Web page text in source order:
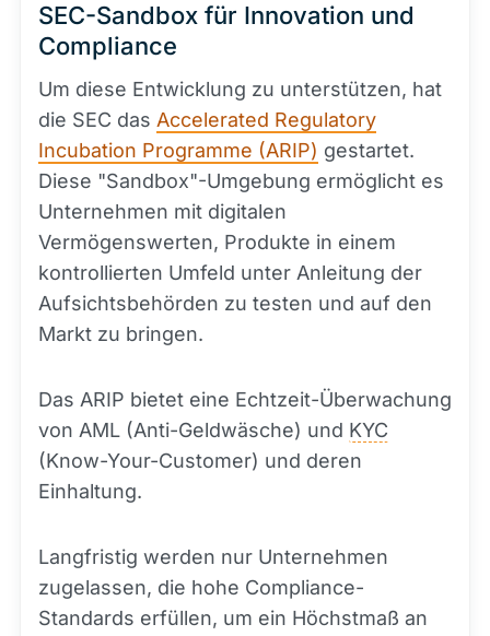
SEC-Sandbox für Innovation und
Compliance
Um diese Entwicklung zu unterstützen, hat
die SEC das Accelerated Regulatory
Incubation Programme (ARIP) gestartet.
Diese "Sandbox"-Umgebung ermöglicht es
Unternehmen mit digitalen
Vermögenswerten, Produkte in einem
kontrollierten Umfeld unter Anleitung der
Aufsichtsbehörden zu testen und auf den
Markt zu bringen.
Das ARIP bietet eine Echtzeit-Überwachung
von AML (Anti-Geldwäsche) und KYC
(Know-Your-Customer) und deren
Einhaltung.
Langfristig werden nur Unternehmen
zugelassen, die hohe Compliance-
Standards erfüllen, um ein Höchstmaß an